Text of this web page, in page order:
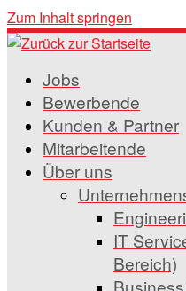
Zum Inhalt springen
Jobs
Bewerbende
Kunden & Partner
Mitarbeitende
Über uns
IT
Bereich)